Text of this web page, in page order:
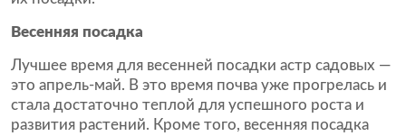
Весенняя посадка
Лучшее время для весенней посадки астр садовых —
это апрель-май. В это время почва уже прогрелась и
стала достаточно теплой для успешного роста и
развития растений. Кроме того, весенняя посадка